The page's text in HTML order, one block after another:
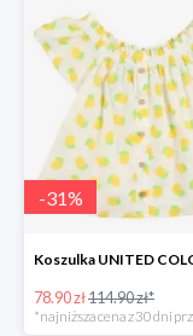
-31%
78.90 zł114.90 zł*